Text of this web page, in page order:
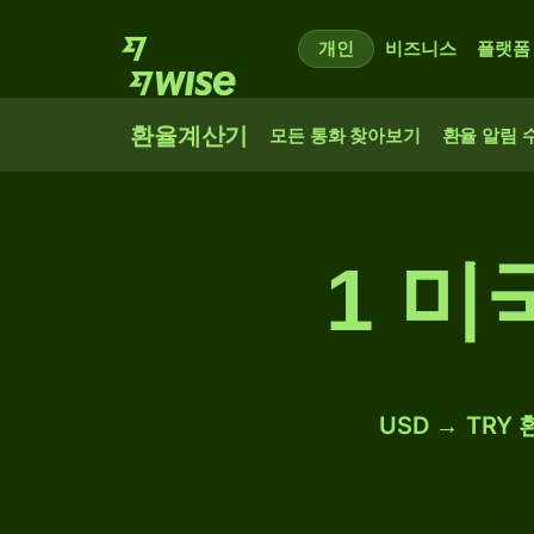
개인 비즈니스 플랫폼
환율계산기 모든 통화 찾아보기 환율 알림
1 미
USD → TRY